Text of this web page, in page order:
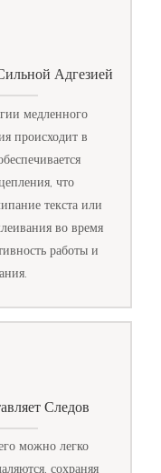
Адгезией
медленного
происходит в
что
текста или
во время
работы и
Следов
можно легко
сохраняя